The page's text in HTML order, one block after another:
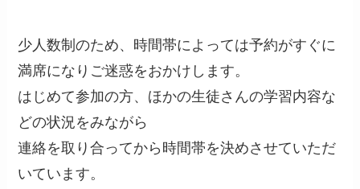
少人数制のため、時間帯によっては予約がすぐに
満席になりご迷惑をおかけします。
はじめて参加の方、ほかの生徒さんの学習内容な
どの状況をみながら
連絡を取り合ってから時間帯を決めさせていただ
いています。